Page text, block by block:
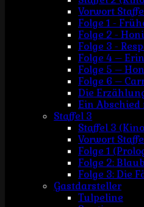
Vorwort
Folge 1 -
Folge 2 -
Folge 3 -
Folge 4 –
Folge 5 –
Folge 6 –
Die
Ein
Staffel 3
Staffel 3
Vorwort
Folge 1
Folge 2:
Folge 3: Die
Gastdarsteller
Tulpeline